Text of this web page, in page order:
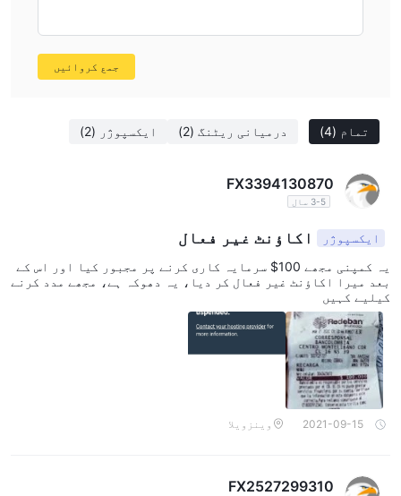
تمام (4) درمیانی ریٹنگ (2) ایکسپوژر (2)
FX3394130870
3-5 سال
ایکسپوژر اکاؤنٹ غیر فعال
یہ کمپنی مجھے 100$ سرمایہ کاری کرنے پر مجبور کیا اور اس کے
بعد میرا اکاؤنٹ غیر فعال کر دیا، یہ دھوکہ ہے، مجھے مدد کرنے
کیلیے کہیں
2021-09-15 وینزویلا
FX2527299310
جمع کروائیں